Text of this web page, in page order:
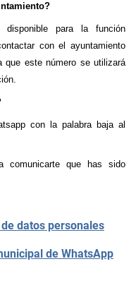
para la función
con el ayuntamiento
que este número se utilizará
con la palabra baja al
comunicarte que has sido
datos personales
de WhatsApp